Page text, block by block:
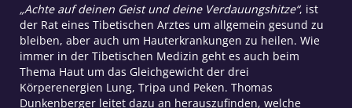
„Achte auf deinen Geist und deine Verdauungshitze“, ist
der Rat eines Tibetischen Arztes um allgemein gesund zu
bleiben, aber auch um Hauterkrankungen zu heilen. Wie
immer in der Tibetischen Medizin geht es auch beim
Thema Haut um das Gleichgewicht der drei
Körperenergien Lung, Tripa und Peken. Thomas
Dunkenberger leitet dazu an herauszufinden, welche